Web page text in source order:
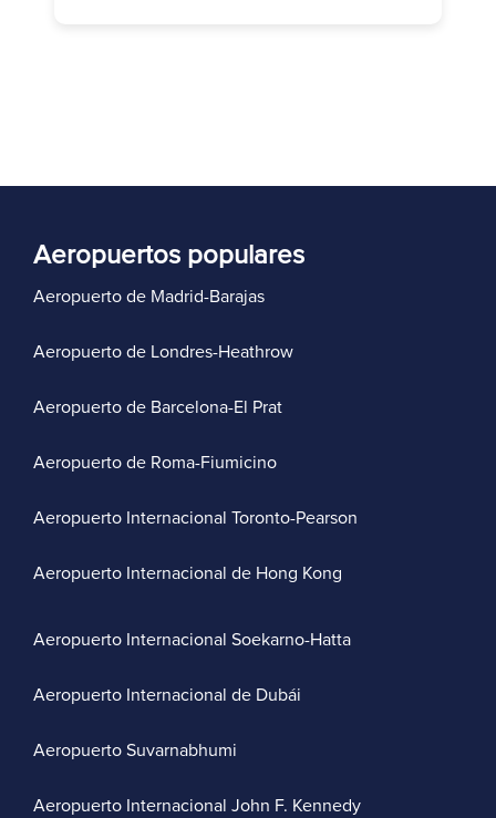
Aeropuertos populares
Aeropuerto de Madrid-Barajas
Aeropuerto de Londres-Heathrow
Aeropuerto de Barcelona-El Prat
Aeropuerto de Roma-Fiumicino
Aeropuerto Internacional Toronto-Pearson
Aeropuerto Internacional de Hong Kong
Aeropuerto Internacional Soekarno-Hatta
Aeropuerto Internacional de Dubái
Aeropuerto Suvarnabhumi
Aeropuerto Internacional John F. Kennedy